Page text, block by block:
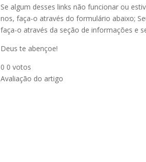
Se algum desses links não funcionar ou
nos, faça-o através do formulário abaixo;
faça-o através da seção de informações e
Deus te abençoe!
0 0 votos
Avaliação do artigo